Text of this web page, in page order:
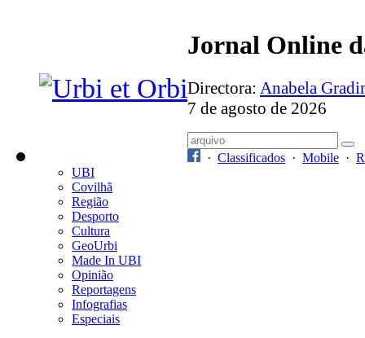
Jornal Online
Directora: Anabela
7 de agosto de 2026
· Classificados · Mobile ·
UBI
Covilhã
Região
Desporto
Cultura
GeoUrbi
Made In UBI
Opinião
Reportagens
Infografias
Especiais